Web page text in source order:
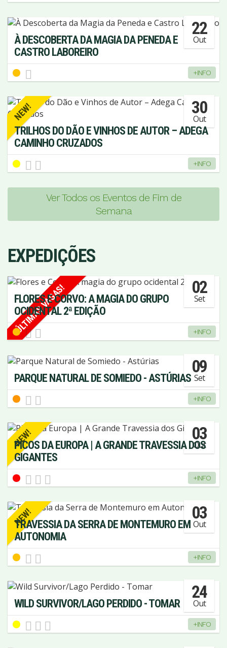
22
Out
À DESCOBERTA DA MAGIA DA PENEDA E
CASTRO LABOREIRO
+INFO
NEW! 30
Out
TRILHOS DO DÃO E VINHOS DE AUTOR – ADEGA
CAMINHO CRUZADOS
+INFO
Ver Todos os Eventos de Fim de
Semana
EXPEDIÇÕES
ÚLTIMAS VAGAS! 02
Set
FLORES E CORVO: A MAGIA DO GRUPO
OCIDENTAL 2ª EDIÇÃO
+INFO
09
Set
PARQUE NATURAL DE SOMIEDO - ASTÚRIAS
+INFO
NEW! 03
Out
PICOS DA EUROPA | A GRANDE TRAVESSIA DOS
GIGANTES
+INFO
NEW! 03
Out
TRAVESSIA DA SERRA DE MONTEMURO EM
AUTONOMIA
+INFO
24
Out
WILD SURVIVOR/LAGO PERDIDO - TOMAR
+INFO